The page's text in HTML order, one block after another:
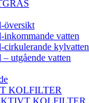
översikt
inkommande vatten
cirkulerande kylvatten
– utgående vatten
KOLFILTER
KOLFILTER